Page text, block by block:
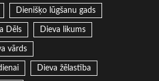
Dienišķo lūgšanu gads
Dēls Dieva likums
vārds
Dieva žēlastība